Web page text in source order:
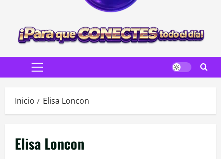
Menú
Inicio Elisa Loncon
Elisa Loncon